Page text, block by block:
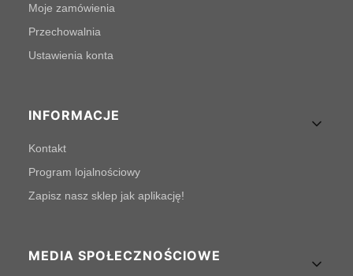
Moje zamówienia
Przechowalnia
Ustawienia konta
INFORMACJE
Kontakt
Program lojalnościowy
Zapisz nasz sklep jak aplikację!
MEDIA SPOŁECZNOŚCIOWE